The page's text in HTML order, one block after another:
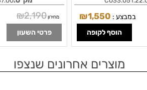
במבצע : ₪1,550
הוסף לקופה
מחירון ₪2,190
פרטי השעון
מוצרים אחרונים שנצפו